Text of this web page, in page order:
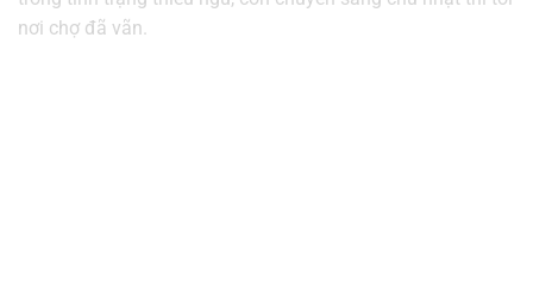
nơi chợ đã vãn.